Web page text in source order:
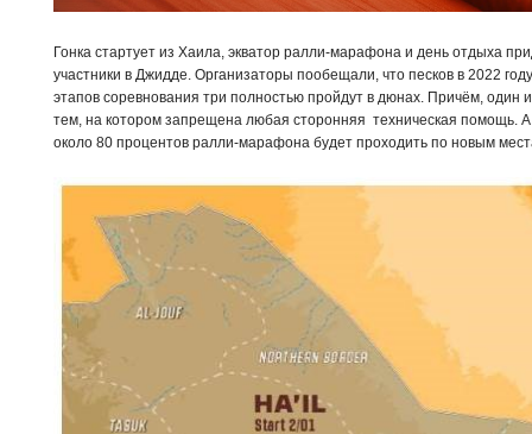
Гонка стартует из Хаила, экватор ралли-марафона и день отдыха
участники в Джидде. Организаторы пообещали, что песков в 2022
этапов соревнования три полностью пройдут в дюнах. Причём, один
тем, на котором запрещена любая сторонняя техническая помощь. А
около 80 процентов ралли-марафона будет проходить по новым